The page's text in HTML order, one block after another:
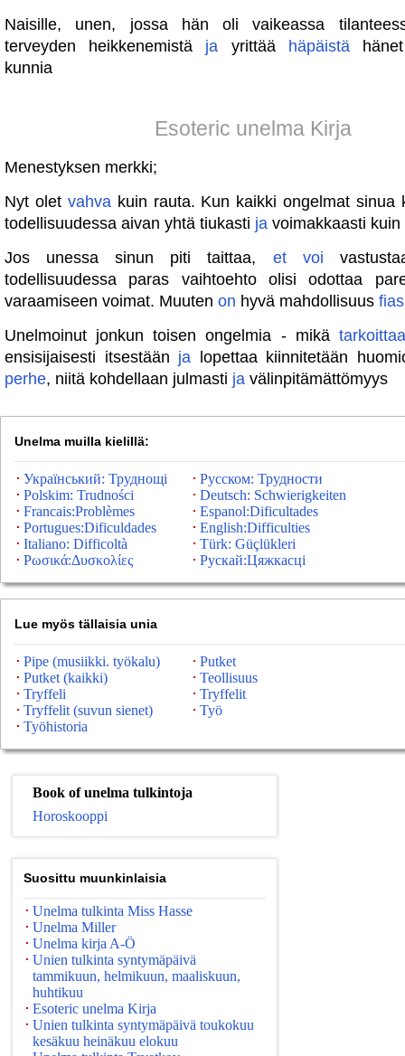
Naisille, unen, jossa hän oli vaikeassa
terveyden heikkenemistä ja yrittää häpäistähänet
kunnia
Esoteric unelma Kirja
Menestyksen merkki;
Nyt olet vahvakuin rauta. Kun kaikki ongelmat sinua
todellisuudessa aivan yhtä tiukasti ja voimakkaasti kuin
Jos unessa sinun piti taittaa, et voi
todellisuudessa paras vaihtoehto olisi odottaa
varaamiseen voimat. Muuten on hyvä mahdollisuus
Unelmoinut jonkun toisen ongelmia - mikä tarkoittaa
ensisijaisesti itsestään ja lopettaa kiinnitetään
perhe, niitä kohdellaan julmasti ja välinpitämättömyys
Unelma muilla kielillä:
Український: Труднощі
Русском: Трудности
Polskim: Trudności
Deutsch: Schwierigkeiten
Francais:Problèmes
Espanol:Dificultades
Portugues:Dificuldades
English:Difficulties
Italiano: Difficoltà
Türk: Güçlükleri
Ρωσικά:Δυσκολίες
Рускай:Цяжкасці
Lue myös tällaisia ​​unia
Pipe (musiikki. työkalu)
Putket
Putket (kaikki)
Teollisuus
Tryffeli
Tryffelit
Tryffelit (suvun sienet)
Työ
Työhistoria
Book of unelma tulkintoja
Horoskooppi
Suosittu muunkinlaisia
Unelma tulkinta Miss Hasse
Unelma Miller
Unelma kirja A-Ö
Unien tulkinta syntymäpäivä
tammikuun, helmikuun, maaliskuun,
huhtikuu
Esoteric unelma Kirja
Unien tulkinta syntymäpäivä toukokuu
kesäkuu heinäkuu elokuu